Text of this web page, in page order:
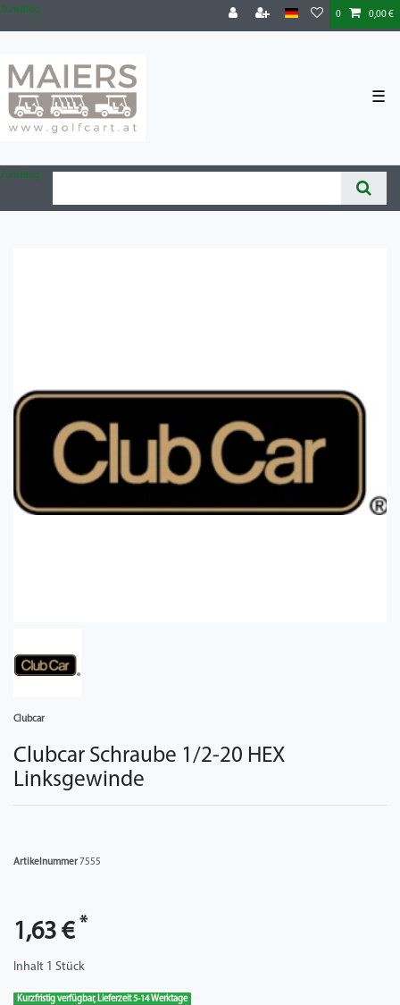
Zum Blog 0 0,00 €
☰
Zum Blog
Clubcar
Clubcar Schraube 1/2-20 HEX
Linksgewinde
Artikelnummer 7555
1,63 € *
Inhalt 1 Stück
Kurzfristig verfügbar, Lieferzeit 5-14 Werktage